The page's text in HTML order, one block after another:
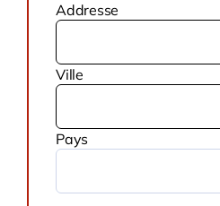
Addresse
Ville
Pays